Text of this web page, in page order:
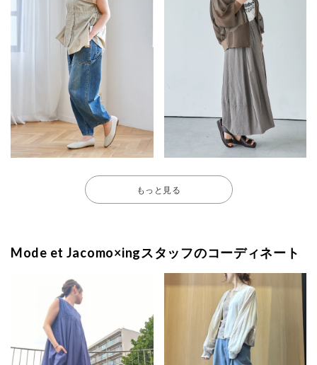
もっと見る
Mode et Jacomo×ingスタッフのコーディネート